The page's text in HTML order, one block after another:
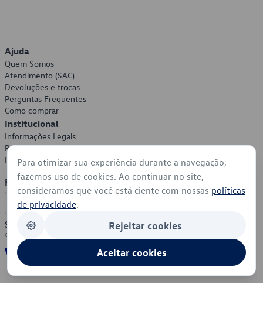
Ajuda
Quem Somos
Atendimento (SAC)
Devoluções e trocas
Perguntas Frequentes
Como comprar
Institucional
Informações Legais
Política de Privacidade
Política de Cookies
Formas de Pagamento
Segurança
Para otimizar sua experiência durante a navegação,
fazemos uso de cookies. Ao continuar no site,
consideramos que você está ciente com nossas políticas
de privacidade.
Rejeitar cookies
Aceitar cookies